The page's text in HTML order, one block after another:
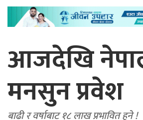
आजदेखि
मनसुन प्रवेश
बाढी र वर्षाबाट १८ लाख प्रभावित हुने !